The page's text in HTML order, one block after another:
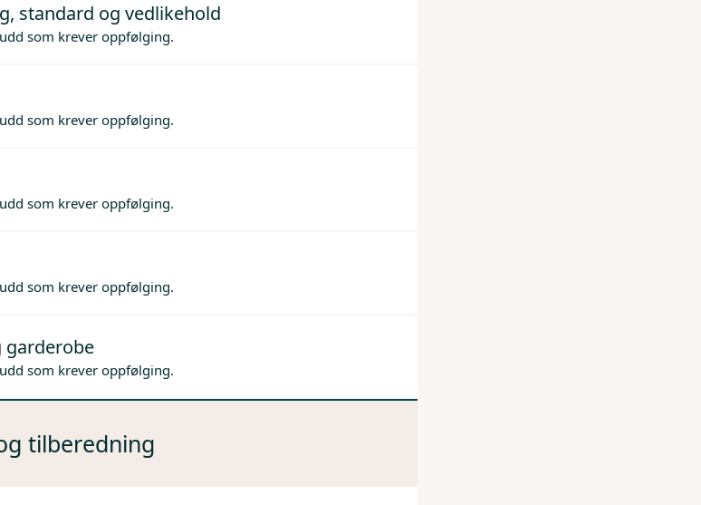
standard og vedlikehold
som krever oppfølging.
som krever oppfølging.
som krever oppfølging.
som krever oppfølging.
garderobe
som krever oppfølging.
tilberedning